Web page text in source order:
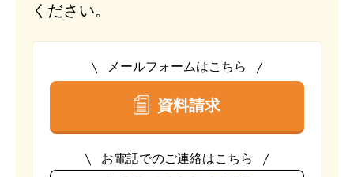
ください。
メールフォームはこちら
資料請求
お電話でのご連絡はこちら